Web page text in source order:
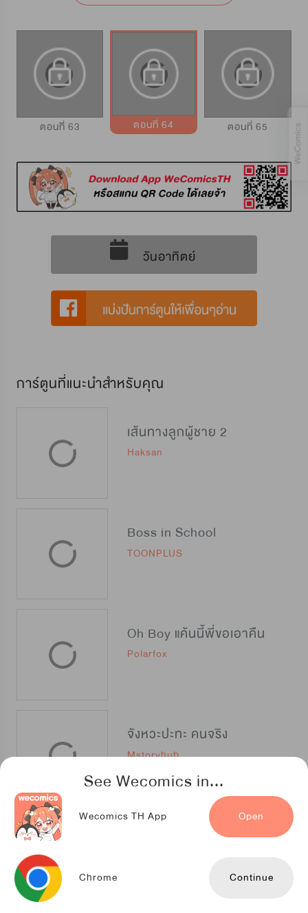
See Wecomics in...
Wecomics TH App Open
Chrome Continue
ตอนทีี่ 63 ตอนที่ 64 ตอนที่ 65
วันอาทิตย์
การ์ตูนที่แนะนำสำหรับคุณ
เส้นทางลูกผู้ชาย 2
Haksan
Boss in School
TOONPLUS
Oh Boy แค้นนี้พี่ขอเอาคืน
Polarfox
จังหวะปะทะ คนจริง
Mstoryhub
DOKGO นักเรียนอันธพาล